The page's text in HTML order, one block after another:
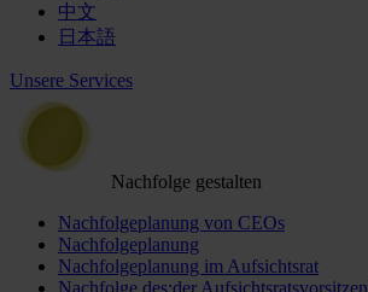
中文
日本語
Unsere Services
Nachfolge gestalten
Nachfolgeplanung von CEOs
Nachfolgeplanung
Nachfolgeplanung im Aufsichtsrat
Nachfolge des:der